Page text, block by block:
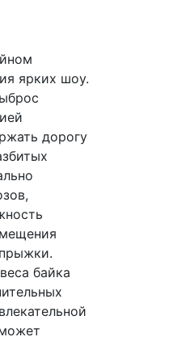
ярких шоу.
дорогу
байка